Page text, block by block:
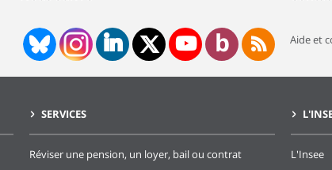
Aide et
SERVICES
Réviser une pension, un loyer, bail ou contrat
L'Insee